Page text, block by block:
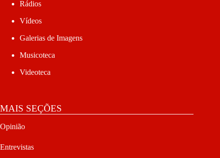
Rádios
Vídeos
Galerias de Imagens
Musicoteca
Videoteca
MAIS SEÇÕES
Opinião
Entrevistas